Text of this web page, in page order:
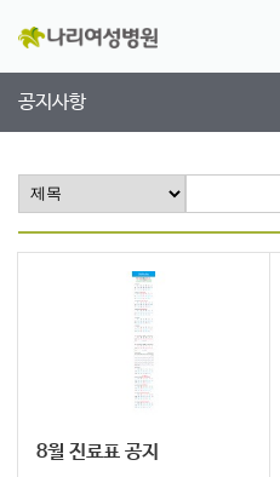
공지사항
8월 진료표 공지